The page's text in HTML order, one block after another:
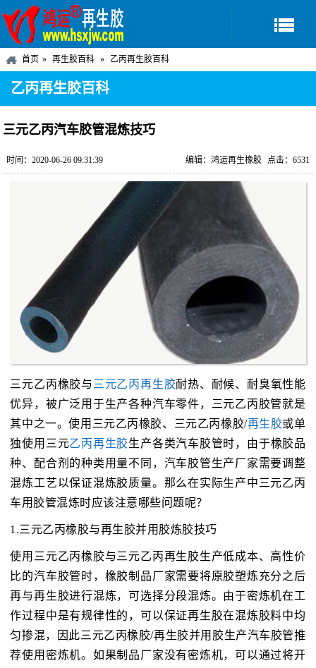
首页 再生胶百科 乙丙再生胶百科
乙丙再生胶百科
三元乙丙汽车胶管混炼技巧
时间：2020-06-26 09:31:39 点击：6531
编辑：鸿运再生橡胶
三元乙丙橡胶与 三元乙丙再生胶耐热、耐候、耐臭氧性能
优异，被广泛用于生产各种汽车零件，三元乙丙胶管就是
其中之一。使用三元乙丙橡胶、三元乙丙橡胶/再生胶或单
独使用三元乙丙再生胶生产各类汽车胶管时，由于橡胶品
种、配合剂的种类用量不同，汽车胶管生产厂家需要调整
混炼工艺以保证混炼胶质量。那么在实际生产中三元乙丙
车用胶管混炼时应该注意哪些问题呢？
1.三元乙丙橡胶与再生胶并用胶炼胶技巧
使用三元乙丙橡胶与三元乙丙再生胶生产低成本、高性价
比的汽车胶管时，橡胶制品厂家需要将原胶塑炼充分之后
再与再生胶进行混炼，可选择分段混炼。由于密炼机在工
作过程中是有规律性的，可以保证再生胶在混炼胶料中均
匀掺混，因此三元乙丙橡胶/再生胶并用胶生产汽车胶管推
荐使用密炼机。如果制品厂家没有密炼机，可以通过将开